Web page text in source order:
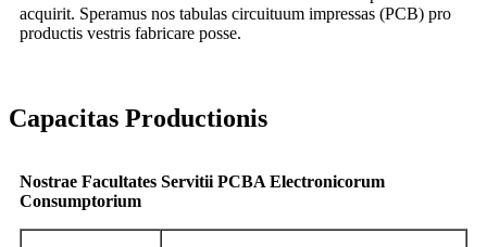
acquirit. Speramus nos tabulas circuituum impressas (PCB) pro
productis vestris fabricare posse.
Capacitas Productionis
Nostrae Facultates Servitii PCBA Electronicorum
Consumptorium